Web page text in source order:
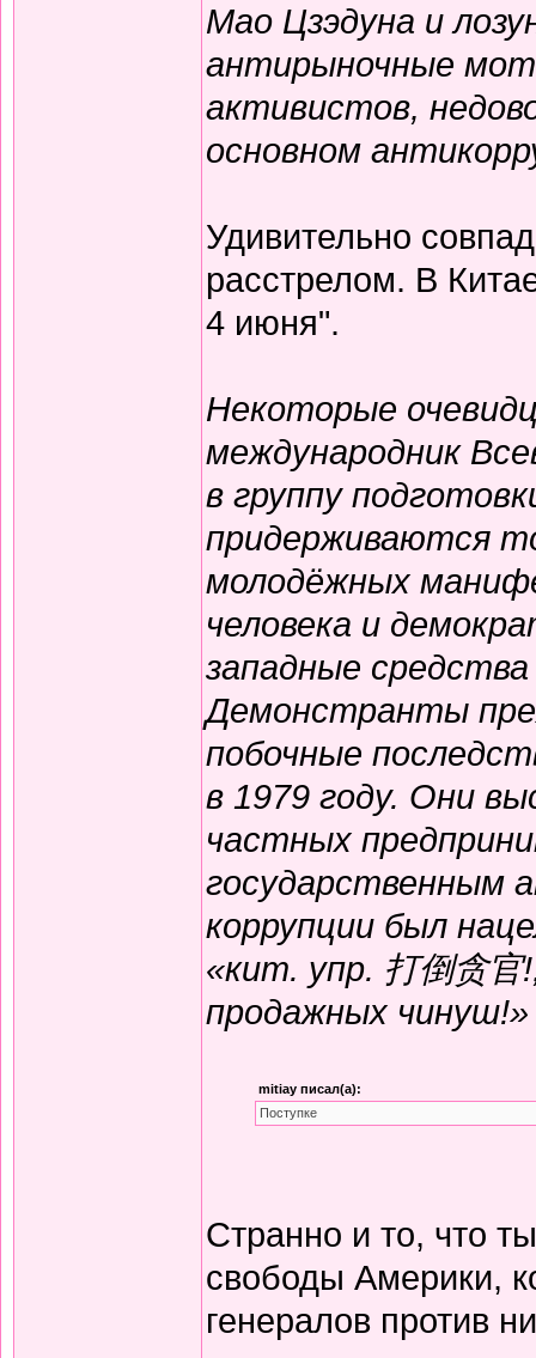
Мао Цзэдуна и
антирыночные
активистов,
основном
Удивительно
расстрелом. В
4 июня".
Некоторые
международник
в группу
придерживаются
молодёжных
человека и
западные
Демонстранты
побочные
в 1979 году. Они
частных
государственным
коррупции был
«кит. упр. 打倒贪
продажных чинуш!»
mitiay писал(а):
Поступке
Странно и то, что
свободы Америки,
генералов против